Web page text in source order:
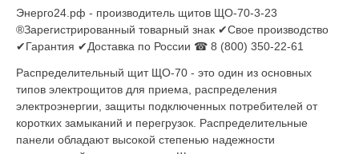
Энерго24.рф - производитель щитов ЩО-70-3-23
®Зарегистрированный товарный знак ✔Свое производство
✔Гарантия ✔Доставка по России ☎ 8 (800) 350-22-61
Распределительный щит ЩО-70 - это один из основных
типов электрощитов для приема, распределения
электроэнергии, защиты подключенных потребителей от
коротких замыканий и перегрузок. Распределительные
панели обладают высокой степенью надежности